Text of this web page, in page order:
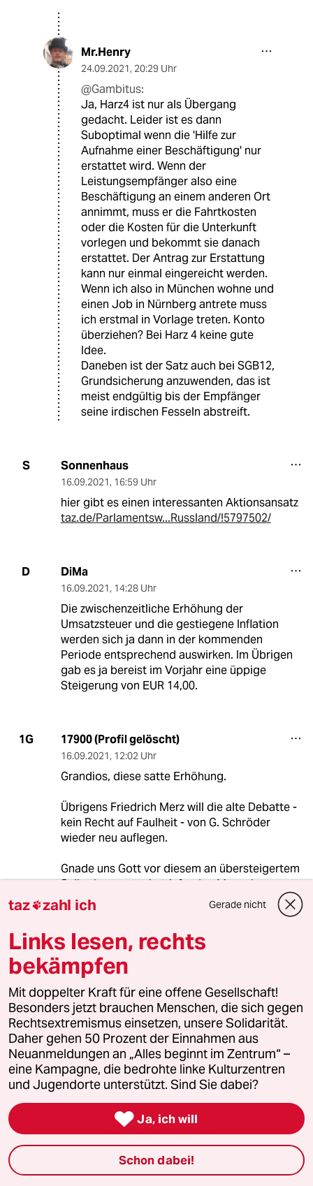
Mr.Henry
24.09.2021, 20:29 Uhr
@Gambitus:
Ja, Harz4 ist nur als Übergang
gedacht. Leider ist es dann
Suboptimal wenn die 'Hilfe zur
Aufnahme einer Beschäftigung' nur
erstattet wird. Wenn der
Leistungsempfänger also eine
Beschäftigung an einem anderen Ort
annimmt, muss er die Fahrtkosten
oder die Kosten für die Unterkunft
vorlegen und bekommt sie danach
erstattet. Der Antrag zur Erstattung
kann nur einmal eingereicht werden.
Wenn ich also in München wohne und
einen Job in Nürnberg antrete muss
ich erstmal in Vorlage treten. Konto
überziehen? Bei Harz 4 keine gute
Idee.
Daneben ist der Satz auch bei SGB12,
Grundsicherung anzuwenden, das ist
meist endgültig bis der Empfänger
seine irdischen Fesseln abstreift.
S Sonnenhaus
16.09.2021, 16:59 Uhr
hier gibt es einen interessanten Aktionsansatz
taz.de/Parlamentsw...Russland/!5797502/
D DiMa
16.09.2021, 14:28 Uhr
Die zwischenzeitliche Erhöhung der
Umsatzsteuer und die gestiegene Inflation
werden sich ja dann in der kommenden
Periode entsprechend auswirken. Im Übrigen
gab es ja bereist im Vorjahr eine üppige
Steigerung von EUR 14,00.
1G 17900 (Profil gelöscht)
16.09.2021, 12:02 Uhr
Grandios, diese satte Erhöhung.
Übrigens Friedrich Merz will die alte Debatte -
kein Recht auf Faulheit - von G. Schröder
wieder neu auflegen.
Gnade uns Gott vor diesem an übersteigertem
Selbstbewusstsein triefenden Menschen.
Die Armen bluten lassen und sich selbst
bereichern. Kennen wir alles. Blackrock lässt
grüßen.
S Sonnenhaus
16.09.2021 ,11:58 Uhr
Das bestätigt doch wiedermal wie weit die
SPD, aber auch mittlerweile die Grünen (von
Union und FDP ist grundsätzlich nichts anderes
zu erwarten) von den realen
Vielleicht sollte jeder Bundespolitiker, jedes
Jahr, zu einem monatlichen "Lebenspraktikum"
in einer sozialen Einrichtung verpflichtet
werden (Begleitung eines Hartz4-Empfängers
für ein Monat), wenn es schon intellektuell nicht
taz zahl ich Gerade nicht
Links lesen, rechts
bekämpfen
Mit doppelter Kraft für eine offene Gesellschaft!
Besonders jetzt brauchen Menschen, die sich gegen
Rechtsextremismus einsetzen, unsere Solidarität.
Daher gehen 50 Prozent der Einnahmen aus
Neuanmeldungen an „Alles beginnt im Zentrum“ –
eine Kampagne, die bedrohte linke Kulturzentren
und Jugendorte unterstützt. Sind Sie dabei?
 Ja, ich will
Schon dabei!